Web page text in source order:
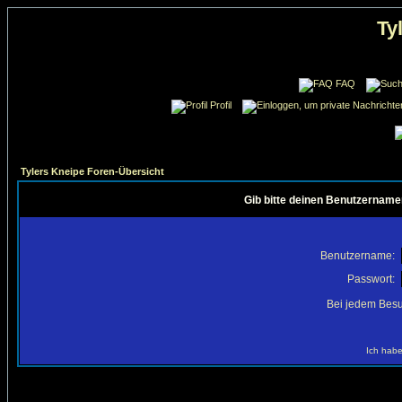
FAQ
Profil
Tylers Kneipe Foren-Übersicht
Gib bitte deinen
Benutzername:
Passwort:
Bei jedem
Ich